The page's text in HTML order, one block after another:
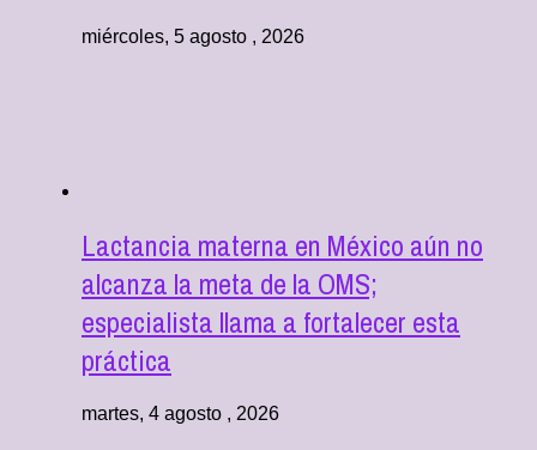
miércoles, 5 agosto , 2026
Lactancia materna en México aún no
alcanza la meta de la OMS;
especialista llama a fortalecer esta
práctica
martes, 4 agosto , 2026